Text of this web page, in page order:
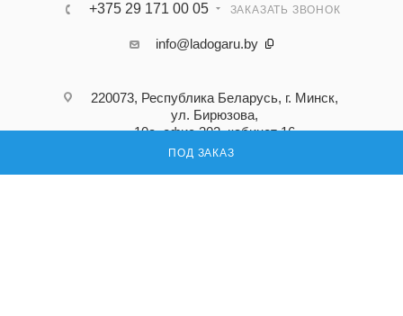
ПОД ЗАКАЗ
+375 29 171 00 05 ЗАКАЗАТЬ ЗВОНОК
info@ladogaru.by
220073, Республика Беларусь, г. Минск,
ул. Бирюзова,
10а, офис 302, кабинет 16